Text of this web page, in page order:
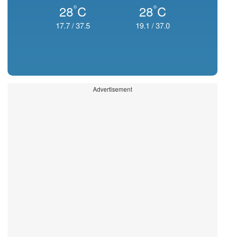
28°C
17.7/37.5
28°C
19.1 /37.0
Advertisement